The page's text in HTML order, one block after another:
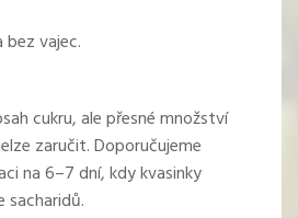
vajec.
cukru, ale přesné množství
zaručit. Doporučujeme
na 6–7 dní, kdy kvasinky
sacharidů.